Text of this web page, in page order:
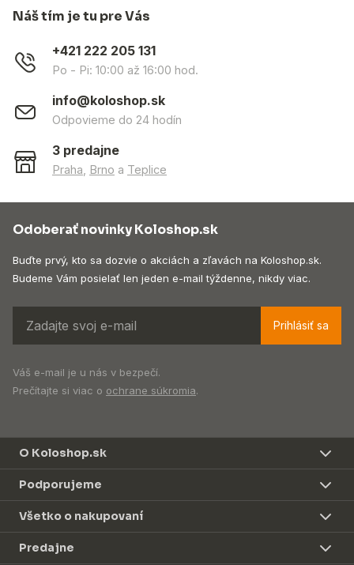
Náš tím je tu pre Vás
+421 222 205 131
Po - Pi: 10:00 až 16:00 hod.
info@koloshop.sk
Odpovieme do 24 hodín
3 predajne
Praha, Brno a Teplice
Odoberať novinky Koloshop.sk
Buďte prvý, kto sa dozvie o akciách a zľavách na Koloshop.sk.
Budeme Vám posielať len jeden e-mail týždenne, nikdy viac.
Prihlásiť sa
Váš e-mail je u nás v bezpečí.
Prečítajte si viac o ochrane súkromia.
O Koloshop.sk
Podporujeme
Všetko o nakupovaní
Predajne